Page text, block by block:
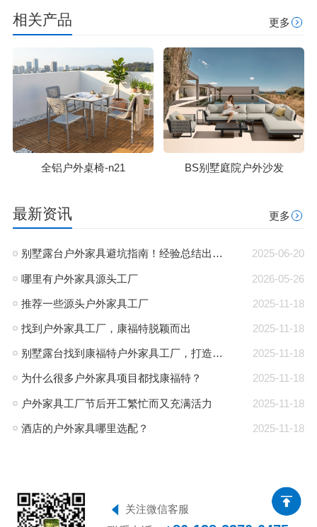
相关产品 更多
全铝户外桌椅-n21 BS别墅庭院户外沙发
最新资讯 更多
2025-06-20
别墅露台户外家具避坑指南！经验总结出的宝藏攻略
2026-05-26
哪里有户外家具源头工厂
2025-11-18
推荐一些源头户外家具工厂
2025-11-18
找到户外家具工厂，康福特脱颖而出
2025-11-18
别墅露台找到康福特户外家具工厂，打造完美休闲空间
2025-11-18
为什么很多户外家具项目都找康福特？
2025-11-18
户外家具工厂节后开工繁忙而又充满活力
2025-11-18
酒店的户外家具哪里选配？
关注微信客服